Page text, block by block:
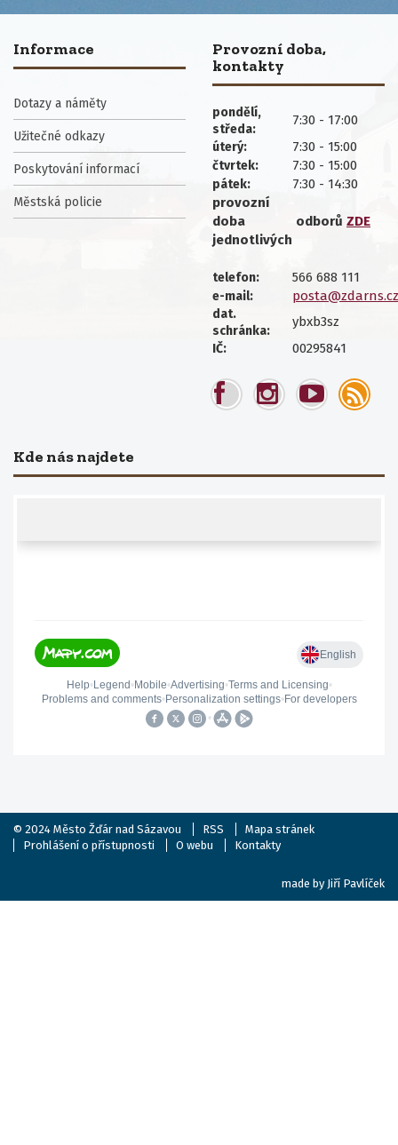
Informace
Dotazy a náměty
Užitečné odkazy
Poskytování informací
Městská policie
Provozní doba,
kontakty
pondělí,
středa:
7:30 - 17:00
úterý: 7:30 - 15:00
čtvrtek: 7:30 - 15:00
pátek:
7:30 - 14:30
provozní
doba
jednotlivých
odborů ZDE
telefon: 566 688 111
e-mail: posta@zdarns.cz
dat.
schránka:
ybxb3sz
IČ: 00295841
Kde nás najdete
© 2024 Město Žďár nad Sázavou RSS
Mapa stránek
Prohlášení o přístupnosti
O webu Kontakty
made by Jiří Pavlíček